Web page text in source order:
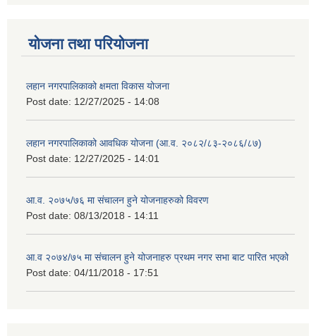
योजना तथा परियोजना
लहान नगरपालिकाको क्षमता विकास योजना
Post date: 12/27/2025 - 14:08
लहान नगरपालिकाको आवधिक योजना (आ.व. २०८२/८३-२०८६/८७)
Post date: 12/27/2025 - 14:01
आ.व. २०७५/७६ मा संचालन हुने योजनाहरुको विवरण
Post date: 08/13/2018 - 14:11
आ.व २०७४/७५ मा संचालन हुने योजनाहरु प्रथम नगर सभा बाट पारित भएको
Post date: 04/11/2018 - 17:51